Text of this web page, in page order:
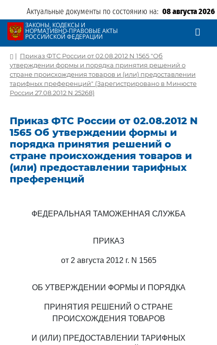
Актуальные документы по состоянию на: 08 августа 2026
ЗАКОНЫ, КОДЕКСЫ И
НОРМАТИВНО-ПРАВОВЫЕ АКТЫ
РОССИЙСКОЙ ФЕДЕРАЦИИ
| Приказ ФТС России от 02.08.2012 N 1565 "Об
утверждении формы и порядка принятия решений о
стране происхождения товаров и (или) предоставлении
тарифных преференций" (Зарегистрировано в Минюсте
России 27.08.2012 N 25268)
Приказ ФТС России от 02.08.2012 N
1565 Об утверждении формы и
порядка принятия решений о
стране происхождения товаров и
(или) предоставлении тарифных
преференций
ФЕДЕРАЛЬНАЯ ТАМОЖЕННАЯ СЛУЖБА
ПРИКАЗ
от 2 августа 2012 г. N 1565
ОБ УТВЕРЖДЕНИИ ФОРМЫ И ПОРЯДКА
ПРИНЯТИЯ РЕШЕНИЙ О СТРАНЕ
ПРОИСХОЖДЕНИЯ ТОВАРОВ
И (ИЛИ) ПРЕДОСТАВЛЕНИИ ТАРИФНЫХ